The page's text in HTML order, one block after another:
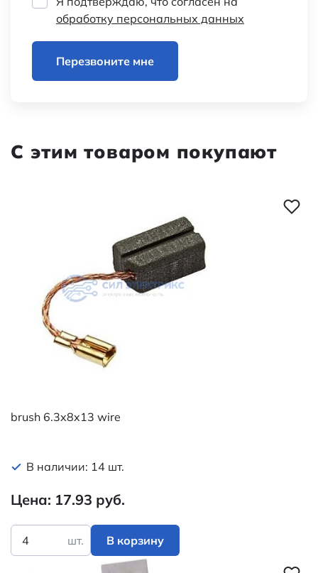
обработку персональных данных
Перезвоните мне
С этим товаром покупают
brush 6.3x8x13 wire
В наличии: 14 шт.
Цена: 17.93 руб.
шт. В корзину